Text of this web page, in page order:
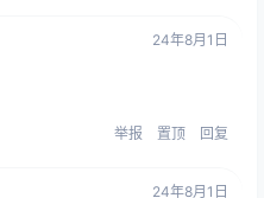
24年8月1日
举报 置顶 回复
24年8月1日